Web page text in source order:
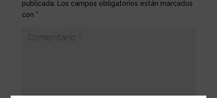
publicada.
Los campos obligatorios están marcados
con *